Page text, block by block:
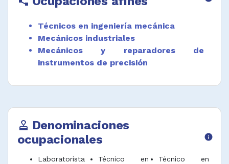
Técnicos en ingeniería mecánica
Mecánicos industriales
Mecánicos y reparadores de
instrumentos de precisión
approval Denominaciones
ocupacionales
info
Laboratorista
Técnico en
Técnico en